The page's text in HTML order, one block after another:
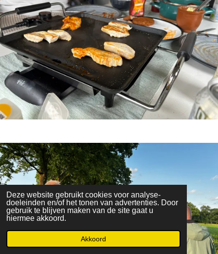
Deze website gebruikt cookies voor analyse-
doeleinden en/of het tonen van advertenties. Door
gebruik te blijven maken van de site gaat u
hiermee akkoord.
AkkoordE-mailadres